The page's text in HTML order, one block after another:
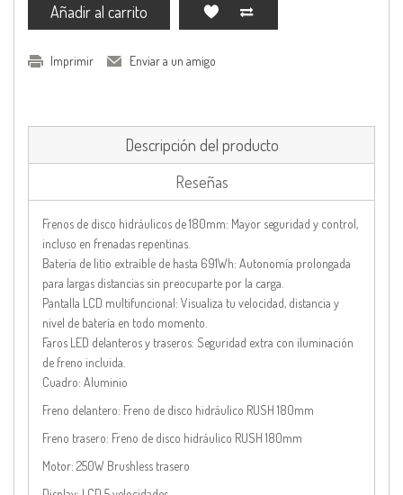
Añadir al carrito
Imprimir Enviar a un amigo
Descripción del producto
Reseñas
Frenos de disco hidráulicos de 180mm: Mayor seguridad y control,
incluso en frenadas repentinas.
Batería de litio extraíble de hasta 691Wh: Autonomía prolongada
para largas distancias sin preocuparte por la carga.
Pantalla LCD multifuncional: Visualiza tu velocidad, distancia y
nivel de batería en todo momento.
Faros LED delanteros y traseros: Seguridad extra con iluminación
de freno incluida.
Cuadro: Aluminio
Freno delantero: Freno de disco hidráulico RUSH 180mm
Freno trasero: Freno de disco hidráulico RUSH 180mm
Motor: 250W Brushless trasero